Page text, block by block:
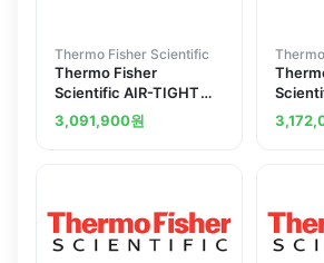
Thermo Fisher Scientific
Thermo Fisher
Scientific AIR-TIGHT
DAMPER 10-INCH
3,091,900원